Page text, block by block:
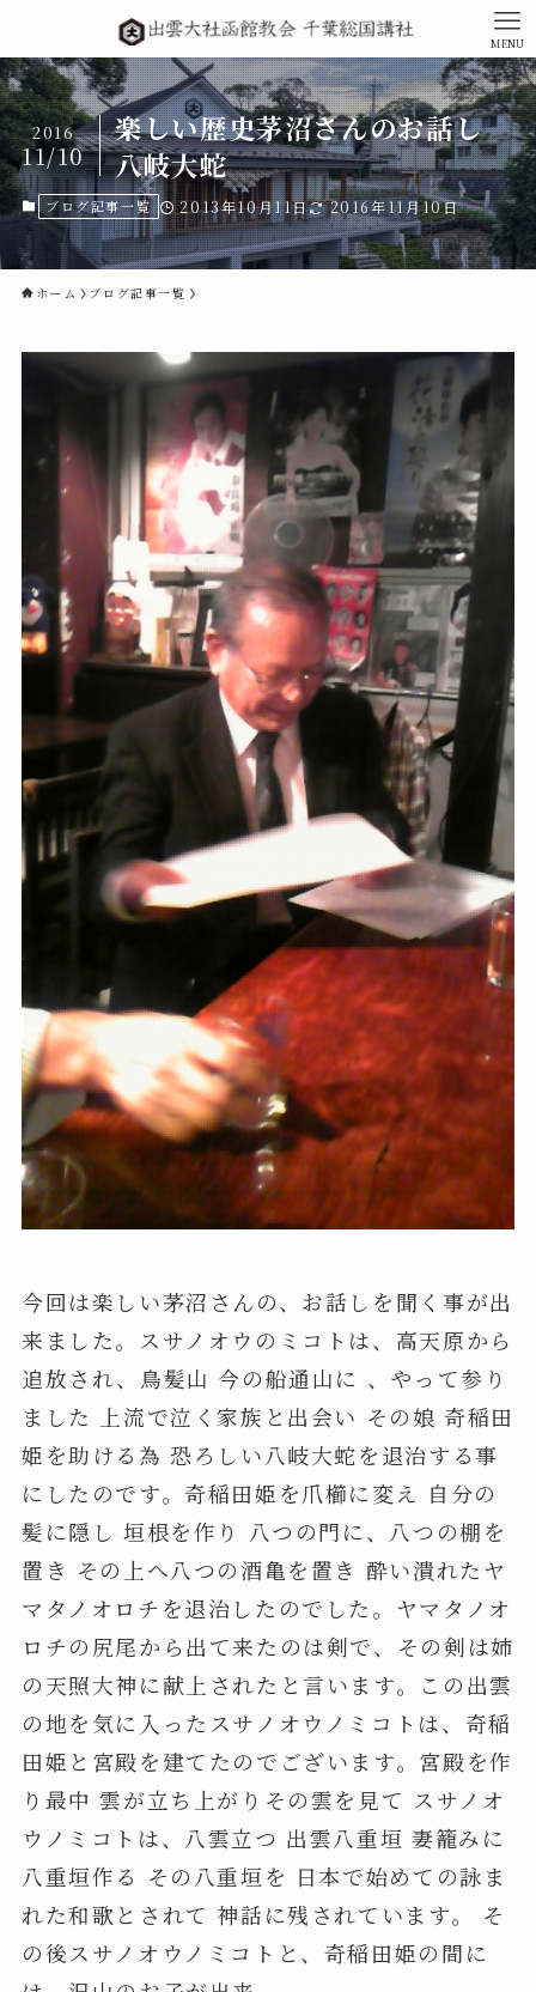
MENU
楽しい歴史茅沼さんのお話し
八岐大蛇
2016
11/10
ブログ記事一覧 2013年10月11日 2016年11月10日
ホーム ブログ記事一覧
今回は楽しい茅沼さんの、お話しを聞く事が出
来ました。スサノオウのミコトは、高天原から
追放され、鳥髪山 今の船通山に 、やって参り
ました 上流で泣く家族と出会い その娘 奇稲田
姫を助ける為 恐ろしい八岐大蛇を退治する事
にしたのです。奇稲田姫を爪櫛に変え 自分の
髪に隠し 垣根を作り 八つの門に、八つの棚を
置き その上へ八つの酒亀を置き 酔い潰れたヤ
マタノオロチを退治したのでした。ヤマタノオ
ロチの尻尾から出て来たのは剣で、その剣は姉
の天照大神に献上されたと言います。この出雲
の地を気に入ったスサノオウノミコトは、奇稲
田姫と宮殿を建てたのでございます。宮殿を作
り最中 雲が立ち上がりその雲を見て スサノオ
ウノミコトは、八雲立つ 出雲八重垣 妻籠みに
八重垣作る その八重垣を 日本で始めての詠ま
れた和歌とされて 神話に残されています。 そ
の後スサノオウノミコトと、奇稲田姫の間に